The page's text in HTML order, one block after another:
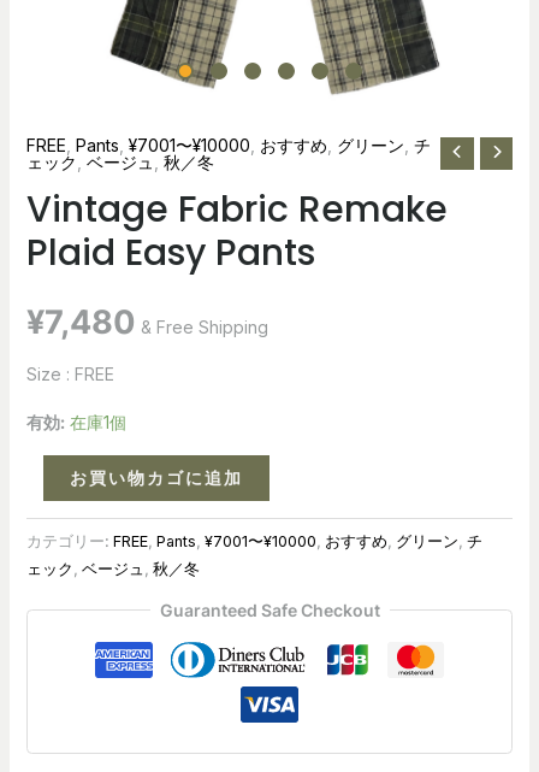
FREE Pants ¥7001〜¥10000 おすすめ グリーン チ
ェック ベージュ 秋／冬
Vintage Fabric Remake
Plaid Easy Pants
¥7,480 & Free Shipping
Size : FREE
有効: 在庫1個
お買い物カゴに追加
カテゴリー: FREE, Pants ¥7001〜¥10000 おすすめ グリーン チ
ェック ベージュ 秋／冬
Guaranteed Safe Checkout